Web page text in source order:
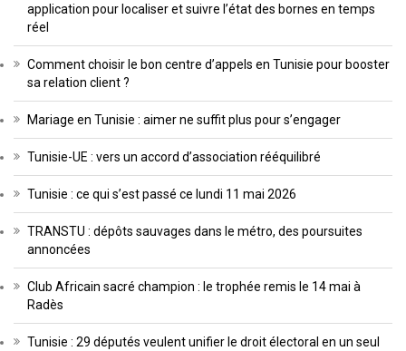
application pour localiser et suivre l’état des bornes en temps
réel
Comment choisir le bon centre d’appels en Tunisie pour booster
sa relation client ?
Mariage en Tunisie : aimer ne suffit plus pour s’engager
Tunisie-UE : vers un accord d’association rééquilibré
Tunisie : ce qui s’est passé ce lundi 11 mai 2026
TRANSTU : dépôts sauvages dans le métro, des poursuites
annoncées
Club Africain sacré champion : le trophée remis le 14 mai à
Radès
Tunisie : 29 députés veulent unifier le droit électoral en un seul